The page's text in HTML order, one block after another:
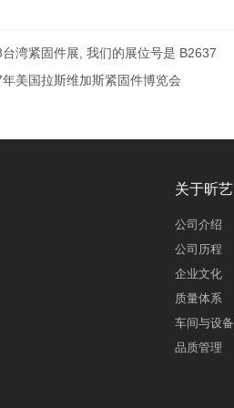
台湾紧固件展, 我们的展位号是 B2637
年美国拉斯维加斯紧固件博览会
关于昕艺
公司介绍
公司历程
企业文化
质量体系
车间与设备
品质管理